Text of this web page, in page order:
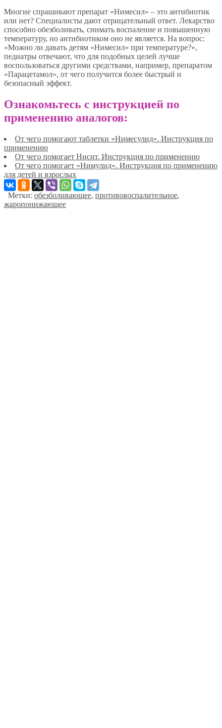
Многие спрашивают препарат «Нимесил» – это антибиотик
или нет? Специалисты дают отрицательный ответ. Лекарство
способно обезболивать, снимать воспаление и повышенную
температуру, но антибиотиком оно не является. На вопрос:
«Можно ли давать детям «Нимесил» при температуре?»,
педиатры отвечают, что для подобных целей лучше
воспользоваться другими средствами, например, препаратом
«Парацетамол», от чего получится более быстрый и
безопасный эффект.
Ознакомьтесь с инструкцией по
применению аналогов:
От чего помогают таблетки «Нимесулид». Инструкция по
применению
От чего помогает Нисит. Инструкция по применению
От чего помогает «Нимулид». Инструкция по применению
для детей и взрослых
Метки: обезболивающее, противовоспалительное,
жаропонижающее